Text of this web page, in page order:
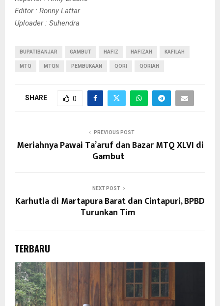
Editor : Ronny Lattar
Uploader : Suhendra
BUPATIBANJAR GAMBUT HAFIZ HAFIZAH KAFILAH
MTQ MTQN PEMBUKAAN QORI QORIAH
SHARE 0
PREVIOUS POST
Meriahnya Pawai Ta’aruf dan Bazar MTQ XLVI di
Gambut
NEXT POST
Karhutla di Martapura Barat dan Cintapuri, BPBD
Turunkan Tim
TERBARU